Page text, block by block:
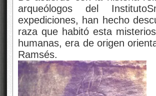
arqueólogos del
expediciones, han hecho
raza que habitó esta
humanas, era de origen
Ramsés.